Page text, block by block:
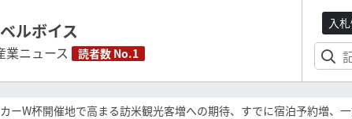
ルボイス
業ニュース 読者数 No.1
入
ーW杯開催地で高まる訪米観光客増への期待、すでに宿泊予約増、